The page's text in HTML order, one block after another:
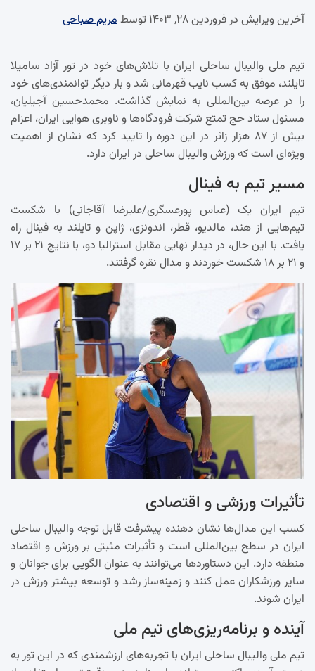
آخرین ویرایش در فروردین ۲۸, ۱۴۰۳ توسط مریم صباحی
تیم ملی والیبال ساحلی ایران با تلاش‌های خود در تور آزاد سامیلا
تایلند، موفق به کسب نایب قهرمانی شد و بار دیگر توانمندی‌های خود
را در عرصه بین‌المللی به نمایش گذاشت. محمدحسین آجیلیان،
مسئول ستاد حج تمتع شرکت فرودگاه‌ها و ناوبری هوایی ایران، اعزام
بیش از ۸۷ هزار زائر در این دوره را تایید کرد که نشان از اهمیت
ویژه‌ای است که ورزش والیبال ساحلی در ایران دارد.
مسیر تیم به فینال
تیم ایران یک (عباس پورعسگری/علیرضا آقاجانی) با شکست
تیم‌هایی از هند، مالدیو، قطر، اندونزی، ژاپن و تایلند به فینال راه
یافت. با این حال، در دیدار نهایی مقابل استرالیا دو، با نتایج ۲۱ بر ۱۷
و ۲۱ بر ۱۸ شکست خوردند و مدال نقره گرفتند.
تأثیرات ورزشی و اقتصادی
کسب این مدال‌ها نشان دهنده پیشرفت قابل توجه والیبال ساحلی
ایران در سطح بین‌المللی است و تأثیرات مثبتی بر ورزش و اقتصاد
منطقه دارد. این دستاوردها می‌توانند به عنوان الگویی برای جوانان و
سایر ورزشکاران عمل کنند و زمینه‌ساز رشد و توسعه بیشتر ورزش در
ایران شوند.
آینده و برنامه‌ریزی‌های تیم ملی
تیم ملی والیبال ساحلی ایران با تجربه‌های ارزشمندی که در این تور به